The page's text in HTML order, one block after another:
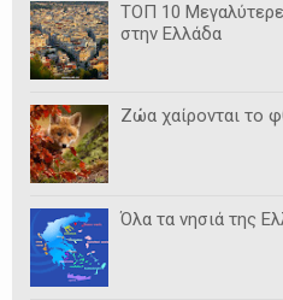
ΤΟΠ 10
στην Ελλάδα
Ζώα χαίρονται το
Όλα τα νησιά της